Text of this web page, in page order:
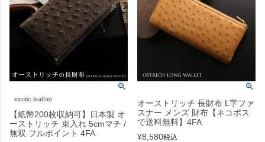
exotic leather
【紙幣200枚収納可】日本製 オ
ーストリッチ 束入れ 5cmマチ /
無双 フルポイント 4FA
オーストリッチ 長財布 L字ファ
スナー メンズ 財布【ネコポス
で送料無料】4FA
¥8,580税込